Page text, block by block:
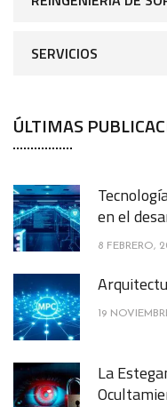
SERVICIOS
ÚLTIMAS
en el
8 FEBRERO,
19
La